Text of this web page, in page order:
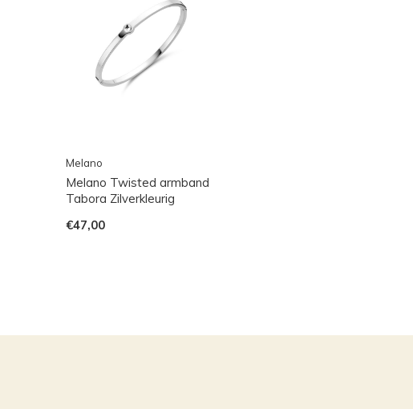
Melano
Melano Twisted armband
Tabora Zilverkleurig
€47,00